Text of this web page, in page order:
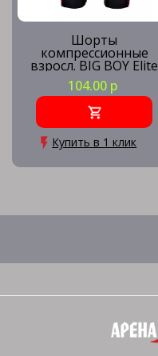
Шорты
компрессионные
взросл. BIG BOY Elite
Line, BB-SHEL-SR-XL, с
защитой паха, р.XL
104.00 р
Купить в 1 клик